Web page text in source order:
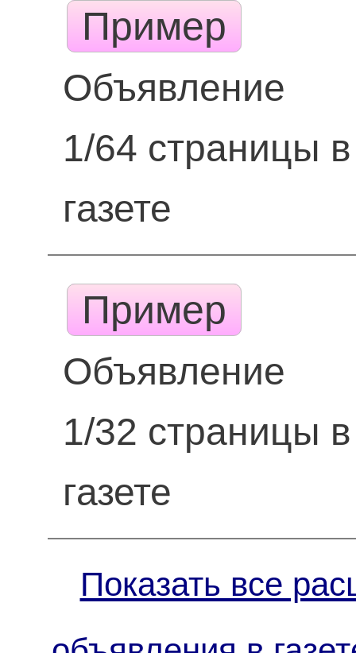
Пример
Объявление
1/64 страницы в
газете
Пример
Объявление
1/32 страницы в
газете
Показать все